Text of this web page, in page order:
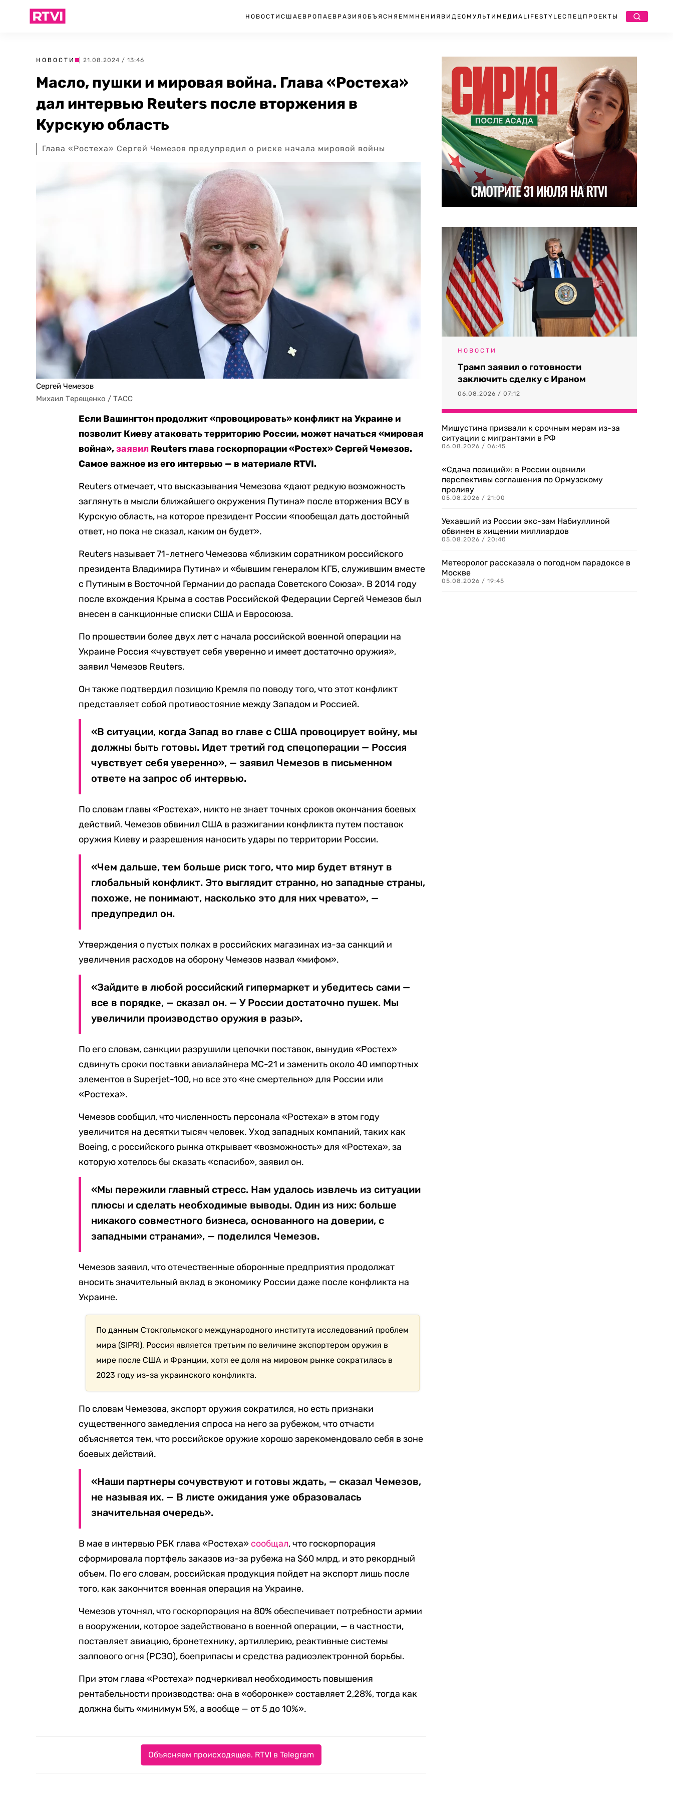
НОВОСТИ США ЕВРОПА ЕВРАЗИЯ ОБЪЯСНЯЕМ МНЕНИЯ ВИДЕО МУЛЬТИМЕДИА LIFESTYLEСПЕЦПРОЕКТЫ
НОВОСТИ | 21.08.2024 / 13:46
Масло, пушки и мировая война. Глава «Ростеха»
дал интервью Reuters после вторжения в
Курскую область
Глава «Ростеха» Сергей Чемезов предупредил о риске начала мировой войны
Сергей Чемезов
Михаил Терещенко / ТАСС
Если Вашингтон продолжит «провоцировать» конфликт на Украине и
позволит Киеву атаковать территорию России, может начаться «мировая
война»,заявил Reuters глава госкорпорации «Ростех» Сергей Чемезов.
Самое важное из его интервью — в материале RTVI.
Reuters отмечает, что высказывания Чемезова «дают редкую возможность
заглянуть в мысли ближайшего окружения Путина» после вторжения ВСУ в
Курскую область, на которое президент России «пообещал дать достойный
ответ, но пока не сказал, каким он будет».
Reuters называет 71-летнего Чемезова «близким соратником российского
президента Владимира Путина» и «бывшим генералом КГБ, служившим вместе
с Путиным в Восточной Германии до распада Советского Союза». В 2014 году
после вхождения Крыма в состав Российской Федерации Сергей Чемезов был
внесен в санкционные списки США и Евросоюза.
По прошествии более двух лет с начала российской военной операции на
Украине Россия «чувствует себя уверенно и имеет достаточно оружия»,
заявил Чемезов Reuters.
Он также подтвердил позицию Кремля по поводу того, что этот конфликт
представляет собой противостояние между Западом и Россией.
«В ситуации, когда Запад во главе с США провоцирует войну, мы
должны быть готовы. Идет третий год спецоперации — Россия
чувствует себя уверенно», — заявил Чемезов в письменном
ответе на запрос об интервью.
По словам главы «Ростеха», никто не знает точных сроков окончания боевых
действий. Чемезов обвинил США в разжигании конфликта путем поставок
оружия Киеву и разрешения наносить удары по территории России.
«Чем дальше, тем больше риск того, что мир будет втянут в
глобальный конфликт. Это выглядит странно, но западные страны,
похоже, не понимают, насколько это для них чревато», —
предупредил он.
Утверждения о пустых полках в российских магазинах из-за санкций и
увеличения расходов на оборону Чемезов назвал «мифом».
«Зайдите в любой российский гипермаркет и убедитесь сами —
все в порядке, — сказал он. — У России достаточно пушек. Мы
увеличили производство оружия в разы».
По его словам, санкции разрушили цепочки поставок, вынудив «Ростех»
сдвинуть сроки поставки авиалайнера МС-21 и заменить около 40 импортных
элементов в Superjet-100, но все это «не смертельно» для России или
«Ростеха».
Чемезов сообщил, что численность персонала «Ростеха» в этом году
увеличится на десятки тысяч человек. Уход западных компаний, таких как
Boeing, с российского рынка открывает «возможность» для «Ростеха», за
которую хотелось бы сказать «спасибо», заявил он.
«Мы пережили главный стресс. Нам удалось извлечь из ситуации
плюсы и сделать необходимые выводы. Один из них: больше
никакого совместного бизнеса, основанного на доверии, с
западными странами», — поделился Чемезов.
Чемезов заявил, что отечественные оборонные предприятия продолжат
вносить значительный вклад в экономику России даже после конфликта на
Украине.
По данным Стокгольмского международного института исследований проблем
мира (SIPRI), Россия является третьим по величине экспортером оружия в
мире после США и Франции, хотя ее доля на мировом рынке сократилась в
2023 году из-за украинского конфликта.
По словам Чемезова, экспорт оружия сократился, но есть признаки
существенного замедления спроса на него за рубежом, что отчасти
объясняется тем, что российское оружие хорошо зарекомендовало себя в зоне
боевых действий.
«Наши партнеры сочувствуют и готовы ждать, — сказал Чемезов,
не называя их. — В листе ожидания уже образовалась
значительная очередь».
В мае в интервью РБК глава «Ростеха» сообщал, что госкорпорация
сформировала портфель заказов из-за рубежа на $60 млрд, и это рекордный
объем. По его словам, российская продукция пойдет на экспорт лишь после
того, как закончится военная операция на Украине.
Чемезов уточнял, что госкорпорация на 80% обеспечивает потребности армии
в вооружении, которое задействовано в военной операции, — в частности,
поставляет авиацию, бронетехнику, артиллерию, реактивные системы
залпового огня (РСЗО), боеприпасы и средства радиоэлектронной борьбы.
При этом глава «Ростеха» подчеркивал необходимость повышения
рентабельности производства: она в «оборонке» составляет 2,28%, тогда как
должна быть «минимум 5%, а вообще — от 5 до 10%».
Объясняем происходящее. RTVI в Telegram
НОВОСТИ
Трамп заявил о готовности
заключить сделку с Ираном
06.08.2026 / 07:12
Мишустина призвали к срочным мерам из-за
ситуации с мигрантами в РФ
06.08.2026 / 06:45
«Сдача позиций»: в России оценили
перспективы соглашения по Ормузскому
проливу
05.08.2026 / 21:00
Уехавший из России экс-зам Набиуллиной
обвинен в хищении миллиардов
05.08.2026 / 20:40
Метеоролог рассказала о погодном парадоксе в
Москве
05.08.2026 / 19:45